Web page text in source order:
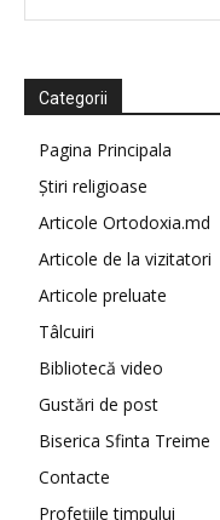
Categorii
Pagina Principala
Știri religioase
Articole Ortodoxia.md
Articole de la vizitatori
Articole preluate
Tâlcuiri
Bibliotecă video
Gustări de post
Biserica Sfinta Treime
Contacte
Profețiile timpului